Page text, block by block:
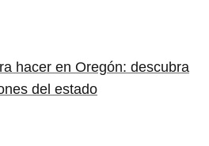
hacer en Oregón: descubra
del estado